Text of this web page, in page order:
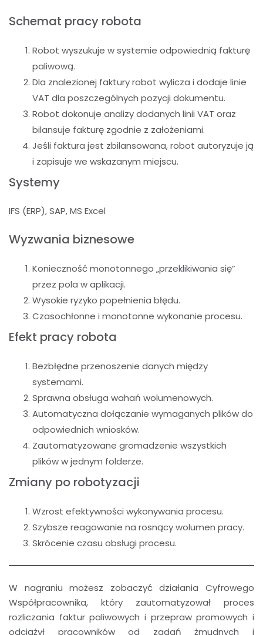
Schemat pracy robota
Robot wyszukuje w systemie odpowiednią fakturę
paliwową.
Dla znalezionej faktury robot wylicza i dodaje linie
VAT dla poszczególnych pozycji dokumentu.
Robot dokonuje analizy dodanych linii VAT oraz
bilansuje fakturę zgodnie z założeniami.
Jeśli faktura jest zbilansowana, robot autoryzuje ją
i zapisuje we wskazanym miejscu.
Systemy
IFS (ERP), SAP, MS Excel
Wyzwania biznesowe
Konieczność monotonnego „przeklikiwania się”
przez pola w aplikacji.
Wysokie ryzyko popełnienia błędu.
Czasochłonne i monotonne wykonanie procesu.
Efekt pracy robota
Bezbłędne przenoszenie danych między
systemami.
Sprawna obsługa wahań wolumenowych.
Automatyczna dołączanie wymaganych plików do
odpowiednich wniosków.
Zautomatyzowane gromadzenie wszystkich
plików w jednym folderze.
Zmiany po robotyzacji
Wzrost efektywności wykonywania procesu.
Szybsze reagowanie na rosnący wolumen pracy.
Skrócenie czasu obsługi procesu.
W nagraniu możesz zobaczyć działania Cyfrowego
Współpracownika, który zautomatyzował proces
rozliczania faktur paliwowych i przepraw promowych i
odciążył pracowników od zadań żmudnych i